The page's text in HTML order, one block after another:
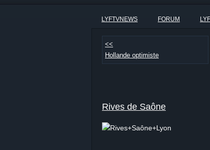
LYFTVNEWS FORUM
<<
Hollande optimiste
Rives de Saône